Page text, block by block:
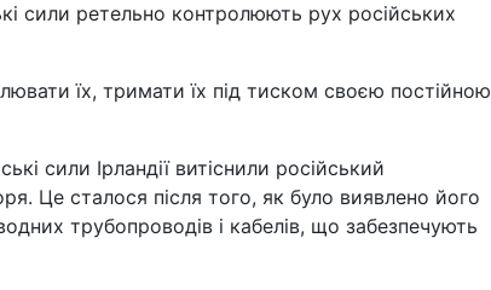
сили ретельно контролюють рух російських
їх, тримати їх під тиском своєю постійною
сили Ірландії витіснили російський
Це сталося після того, як було виявлено його
трубопроводів і кабелів, що забезпечують